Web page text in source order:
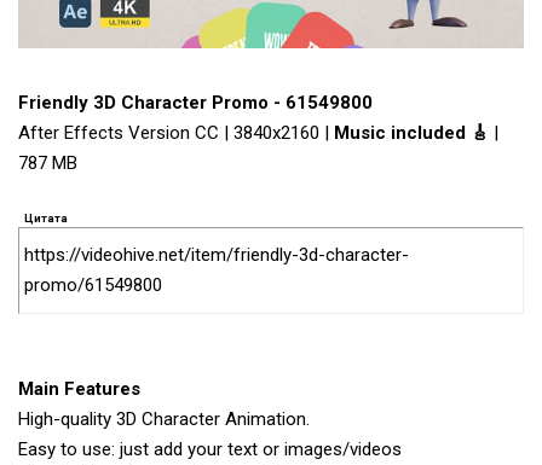
Friendly 3D Character Promo - 61549800
After Effects Version CC | 3840x2160 | Music included 🎸 |
787 MB
Цитата
https://videohive.net/item/friendly-3d-character-
promo/61549800
Main Features
High-quality 3D Character Animation.
Easy to use: just add your text or images/videos